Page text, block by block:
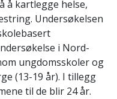
å kartlegge helse,
Undersøkelsen
i Nord-
ungdomsskolerog
(13-19 år). I tillegg
til de blir 24 år.